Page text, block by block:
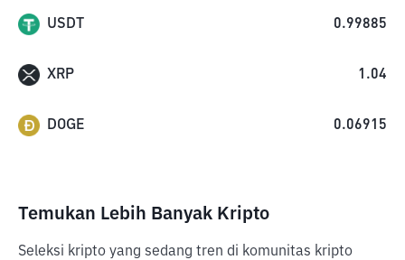
USDT 0.99885
XRP 1.04
DOGE 0.06915
Temukan Lebih Banyak Kripto
Seleksi kripto yang sedang tren di komunitas kripto